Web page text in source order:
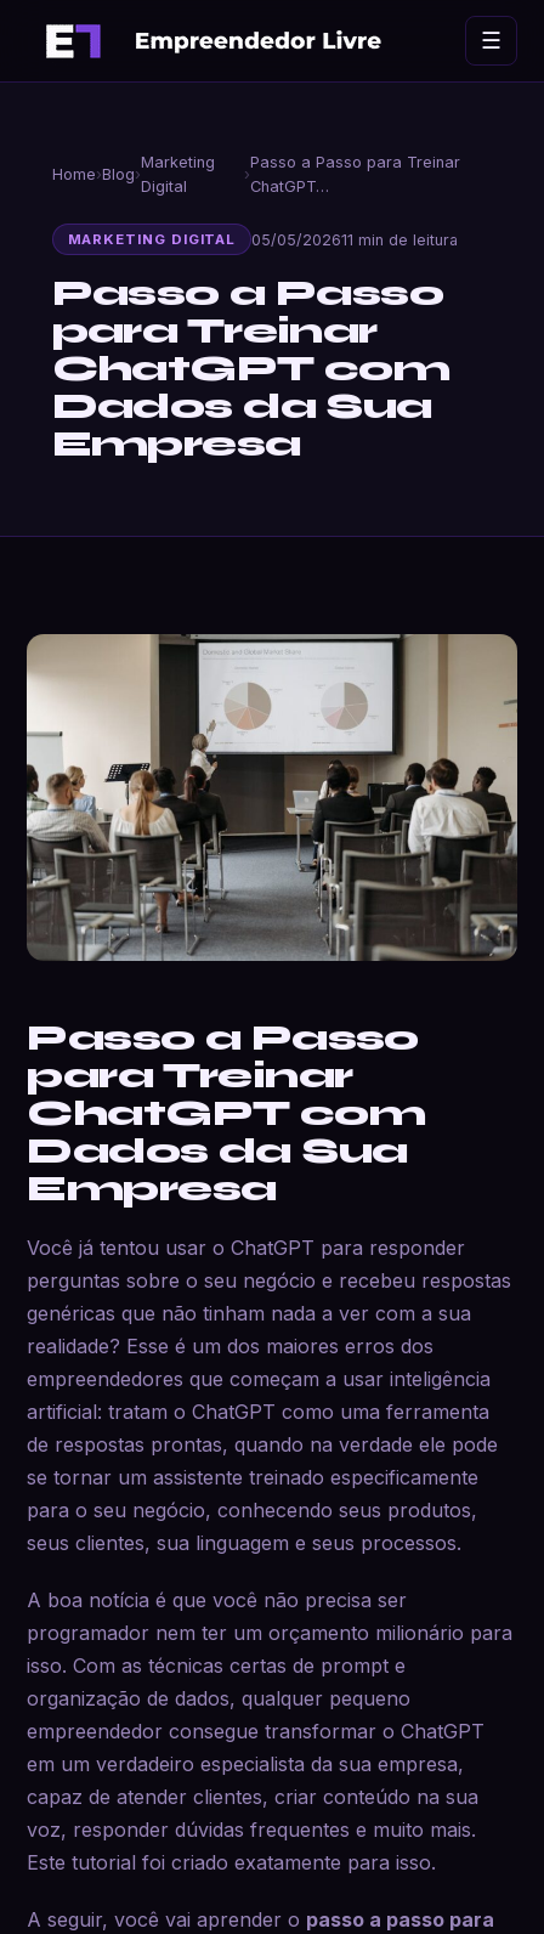
☰
Home›Blog›
Marketing
Digital
›
Passo a Passo para Treinar
ChatGPT…
MARKETING DIGITAL 05/05/202611 min de leitura
Passo a Passo
para Treinar
ChatGPT com
Dados da Sua
Empresa
Passo a Passo
para Treinar
ChatGPT com
Dados da Sua
Empresa
Você já tentou usar o ChatGPT para responder
perguntas sobre o seu negócio e recebeu respostas
genéricas que não tinham nada a ver com a sua
realidade? Esse é um dos maiores erros dos
empreendedores que começam a usar inteligência
artificial: tratam o ChatGPT como uma ferramenta
de respostas prontas, quando na verdade ele pode
se tornar um assistente treinado especificamente
para o seu negócio, conhecendo seus produtos,
seus clientes, sua linguagem e seus processos.
A boa notícia é que você não precisa ser
programador nem ter um orçamento milionário para
isso. Com as técnicas certas de prompt e
organização de dados, qualquer pequeno
empreendedor consegue transformar o ChatGPT
em um verdadeiro especialista da sua empresa,
capaz de atender clientes, criar conteúdo na sua
voz, responder dúvidas frequentes e muito mais.
Este tutorial foi criado exatamente para isso.
A seguir, você vai aprender o passo a passo para